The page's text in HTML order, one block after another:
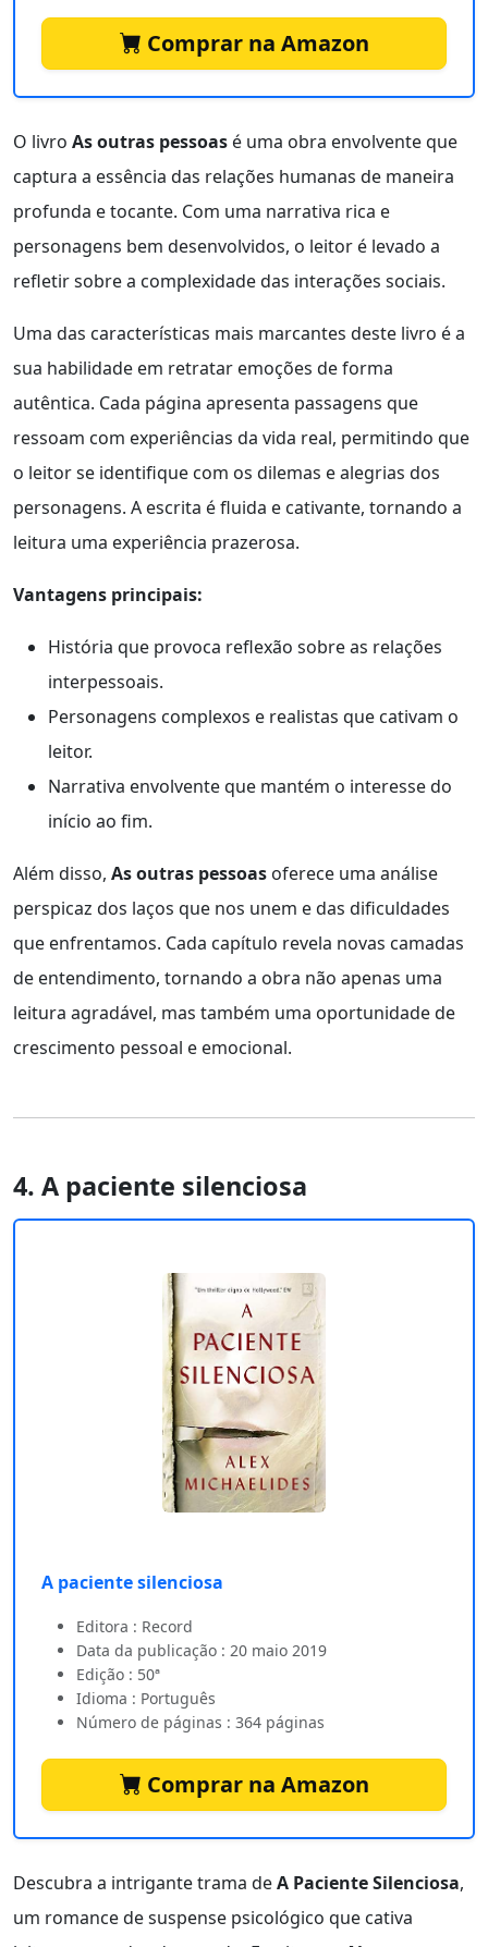
Comprar na Amazon
O livro As outras pessoas é uma obra envolvente que
captura a essência das relações humanas de maneira
profunda e tocante. Com uma narrativa rica e
personagens bem desenvolvidos, o leitor é levado a
refletir sobre a complexidade das interações sociais.
Uma das características mais marcantes deste livro é a
sua habilidade em retratar emoções de forma
autêntica. Cada página apresenta passagens que
ressoam com experiências da vida real, permitindo que
o leitor se identifique com os dilemas e alegrias dos
personagens. A escrita é fluida e cativante, tornando a
leitura uma experiência prazerosa.
Vantagens principais:
História que provoca reflexão sobre as relações
interpessoais.
Personagens complexos e realistas que cativam o
leitor.
Narrativa envolvente que mantém o interesse do
início ao fim.
Além disso, As outras pessoas oferece uma análise
perspicaz dos laços que nos unem e das dificuldades
que enfrentamos. Cada capítulo revela novas camadas
de entendimento, tornando a obra não apenas uma
leitura agradável, mas também uma oportunidade de
crescimento pessoal e emocional.
4. A paciente silenciosa
A paciente silenciosa
Editora : Record
Data da publicação : 20 maio 2019
Edição : 50ª
Idioma : Português
Número de páginas : 364 páginas
Comprar na Amazon
Descubra a intrigante trama deA Paciente Silenciosa,
um romance de suspense psicológico que cativa